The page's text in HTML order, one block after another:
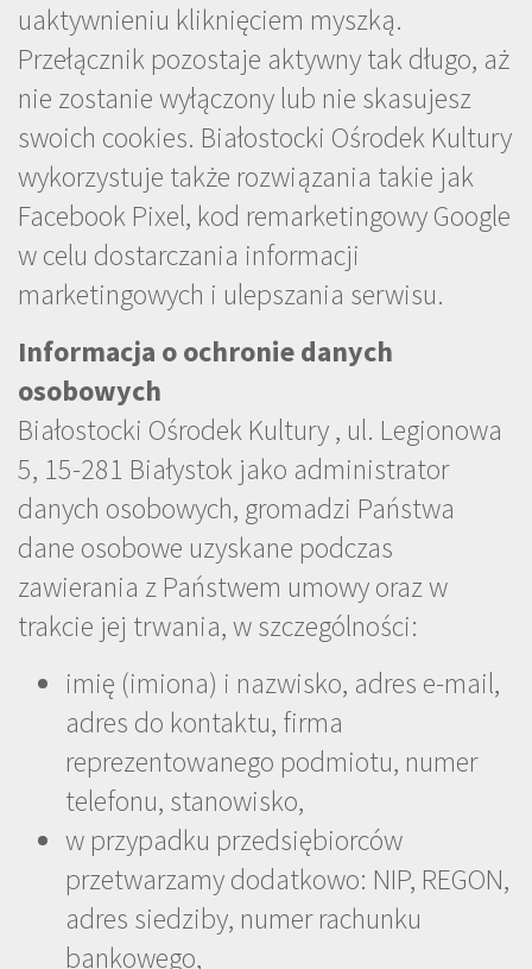
uaktywnieniu kliknięciem myszką.
Przełącznik pozostaje aktywny tak długo, aż
nie zostanie wyłączony lub nie skasujesz
swoich cookies. Białostocki Ośrodek Kultury
wykorzystuje także rozwiązania takie jak
Facebook Pixel, kod remarketingowy Google
w celu dostarczania informacji
marketingowych i ulepszania serwisu.
Informacja o ochronie danych
osobowych
Białostocki Ośrodek Kultury , ul. Legionowa
5, 15-281 Białystok jako administrator
danych osobowych, gromadzi Państwa
dane osobowe uzyskane podczas
zawierania z Państwem umowy oraz w
trakcie jej trwania, w szczególności:
imię (imiona) i nazwisko, adres e-mail,
adres do kontaktu, firma
reprezentowanego podmiotu, numer
telefonu, stanowisko,
w przypadku przedsiębiorców
przetwarzamy dodatkowo: NIP, REGON,
adres siedziby, numer rachunku
bankowego,